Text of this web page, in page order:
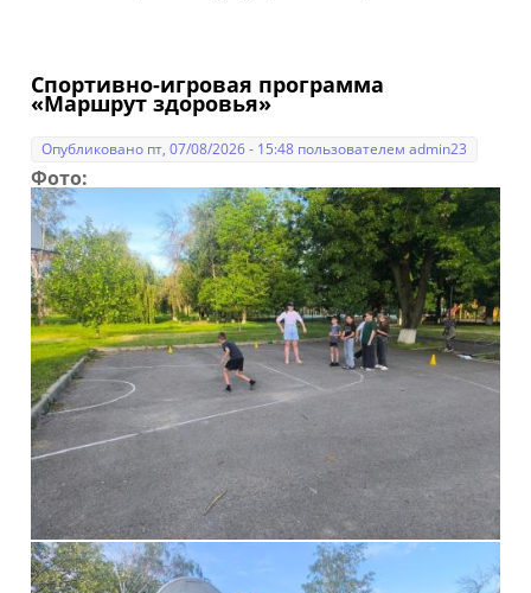
Спортивно-игровая программа
«Маршрут здоровья»
Опубликовано пт, 07/08/2026 - 15:48 пользователемadmin23
Фото: